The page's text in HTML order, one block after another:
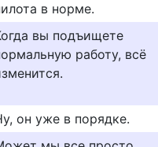
в норме.
вы подъищете
работу, всё
он уже в порядке.